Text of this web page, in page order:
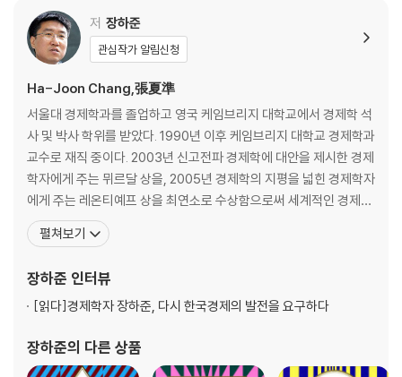
3장 : 신자유주의를 넘어서
1 신자유주의의 내적 모순
2 신자유주의 비판
3 제도주의 정치경제학을 향하여
2부 : (대외 경제 정책 이슈 점검) 발전과 진보를 위한 경제학을 향하여
4장 : 초국적기업의 등장과 산업 정책
1 세계화와 초국적기업에 대한 신화와 진실
3 초국적기업 때문에 산업 정책이 불가능한가?
5 전략적 산업 정책은 여전히 유효하다!
5장 : 경제 발전에서 지적재산권의 역할
2 지적재산권은 경제 발전에 필수적인가?
3 무역 관련 지적재산권과 국가 발전
저 장하준
관심작가 알림신청
Ha-Joon Chang,張夏準
서울대 경제학과를 졸업하고 영국 케임브리지 대학교에서 경제학 석
사 및 박사 학위를 받았다. 1990년 이후 케임브리지 대학교 경제학과
교수로 재직 중이다. 2003년 신고전파 경제학에 대안을 제시한 경제
학자에게 주는 뮈르달 상을, 2005년 경제학의 지평을 넓힌 경제학자
에게 주는 레온티예프 상을 최연소로 수상함으로써 세계적인 경제학
자로 명성을 얻었다. 2014년에는 영국의 정치 평론지 《프로스펙트P
ROSPECT》가 매년 선정하는 ‘올해의 사상가 50인’ 중 9위에 오르
User’s Guide》, 《그들이 말하
펼쳐보기
장하준 인터뷰
[읽다]경제학자 장하준, 다시 한국경제의 발전을 요구하다
장하준의 다른 상품